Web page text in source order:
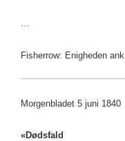
…
Fisherrow: Enigheden
Morgenbladet 5 juni 1840
«Dødsfald